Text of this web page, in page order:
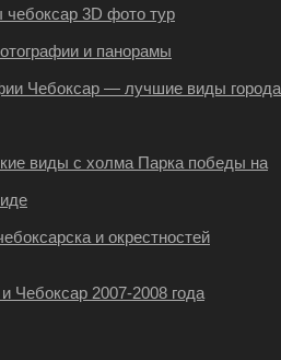
3D фото тур
и панорамы
Чебоксар — лучшие виды города
виды с холма Парка победы на
и окрестностей
Чебоксар 2007-2008 года